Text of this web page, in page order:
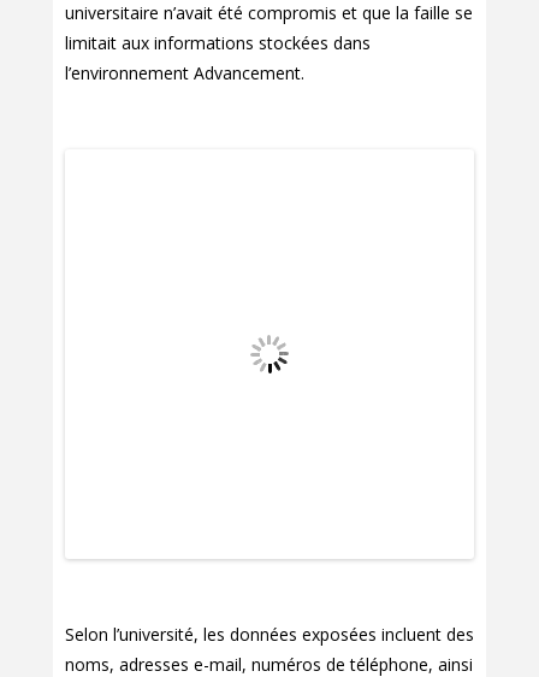
universitaire n’avait été compromis et que la faille se
limitait aux informations stockées dans
l’environnement Advancement.
Selon l’université, les données exposées incluent des
noms, adresses e-mail, numéros de téléphone, ainsi